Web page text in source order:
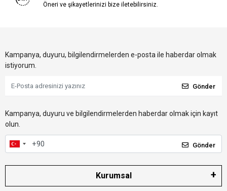
Öneri ve şikayetlerinizi bize iletebilirsiniz.
Kampanya, duyuru, bilgilendirmelerden e-posta ile haberdar olmak
istiyorum.
Gönder
Kampanya, duyuru ve bilgilendirmelerden haberdar olmak için kayıt
olun.
Gönder
Kurumsal